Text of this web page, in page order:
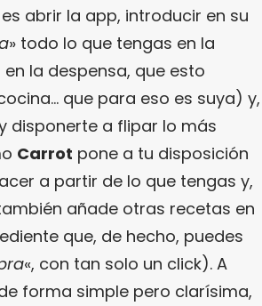
abrir la app, introducir en su
» todo lo que tengas en la
la despensa, que esto
que para eso es suya) y,
disponerte a flipar lo más
Carrot pone a tu disposición
a partir de lo que tengas y,
añade otras recetas en
que, de hecho, puedes
«, con tan solo un click). A
forma simple pero clarísima,